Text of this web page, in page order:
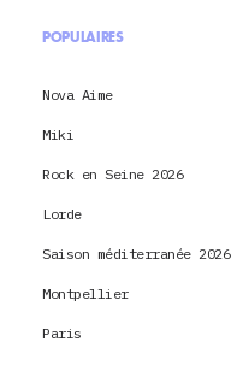
POPULAIRES
Nova Aime
Miki
Rock en Seine 2026
Lorde
Saison méditerranée 2026
Montpellier
Paris